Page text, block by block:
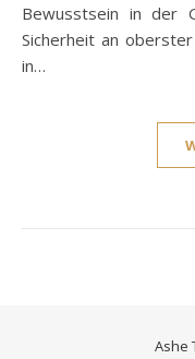
Bewusstsein in der
Sicherheit an
in…
Ashe